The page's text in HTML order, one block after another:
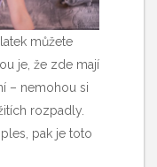
můžete
je, že zde mají
– nemohou si
rozpadly.
pak je toto